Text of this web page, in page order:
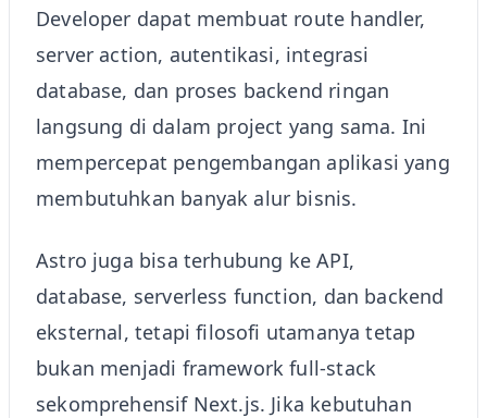
Developer dapat membuat route handler,
server action, autentikasi, integrasi
database, dan proses backend ringan
langsung di dalam project yang sama. Ini
mempercepat pengembangan aplikasi yang
membutuhkan banyak alur bisnis.
Astro juga bisa terhubung ke API,
database, serverless function, dan backend
eksternal, tetapi filosofi utamanya tetap
bukan menjadi framework full-stack
sekomprehensif Next.js. Jika kebutuhan